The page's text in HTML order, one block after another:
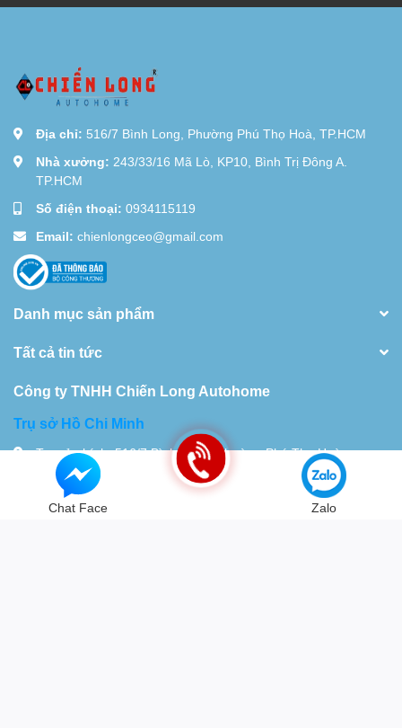
Địa chỉ: 516/7 Bình Long, Phường Phú Thọ Hoà, TP.HCM
Nhà xưởng: 243/33/16 Mã Lò, KP10, Bình Trị Đông A.
TP.HCM
Số điện thoại: 0934115119
Email: chienlongceo@gmail.com
Danh mục sản phẩm
Tất cả tin tức
Công ty TNHH Chiến Long Autohome
Trụ sở Hồ Chi Minh
Trụ sở chính: 516/7 Bình Long, Phường Phú Thọ Hoà,
TP.HCM Nhà xưởng 28 Đường 18D,Khu Phố 10, Bình Hưng
Hòa. TP.HCM
Chat Face Zalo